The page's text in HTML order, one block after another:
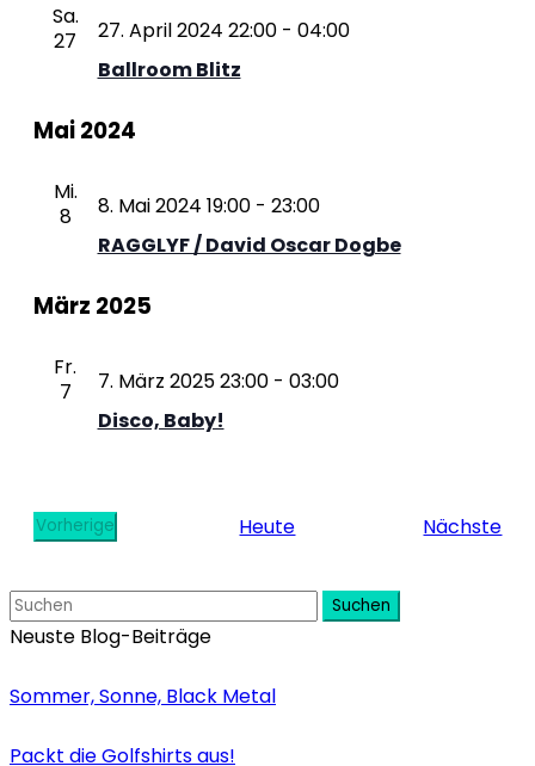
Sa.
27
Ballroom Blitz
27. April 2024 22:00- 04:00
Mai 2024
Mi.
8
RAGGLYF / David Oscar Dogbe
8. Mai 2024 19:00- 23:00
März 2025
Fr.
7
Disco, Baby!
7. März 2025 23:00- 03:00
Vorherige
Veranstaltungen
Heute Nächste
Suchen
Neuste Blog-Beiträge
Sommer, Sonne, Black Metal
Packt die Golfshirts aus!